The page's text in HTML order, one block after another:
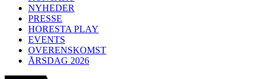
NYHEDER
PRESSE
HORESTA PLAY
EVENTS
OVERENSKOMST
ÅRSDAG 2026